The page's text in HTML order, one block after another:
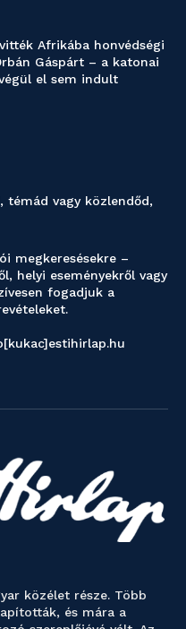
Afrikába honvédségi
Gáspárt – a katonai
el sem indult
témád vagy közlendőd,
megkeresésekre –
helyi eseményekről vagy
fogadjuk a
közélet része. Több
és mára a